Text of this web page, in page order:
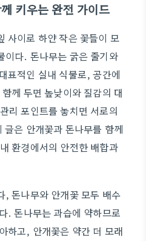
키우는 완전 가이드
사이로 하얀 작은 꽃들이 모
이다. 돈나무는 굵은 줄기와
표적인 실내 식물로, 공간에
께 두면 높낮이와 질감의 대
리 포인트를 놓치면 서로의
은 안개꽃과 돈나무를 함께
환경에서의 안전한 배합과
, 돈나무와 안개꽃 모두 배수
. 돈나무는 과습에 약하므로
하고, 안개꽃은 약간 더 모래